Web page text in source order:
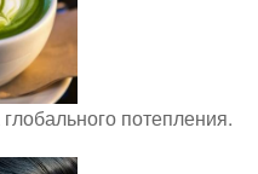
потепления.